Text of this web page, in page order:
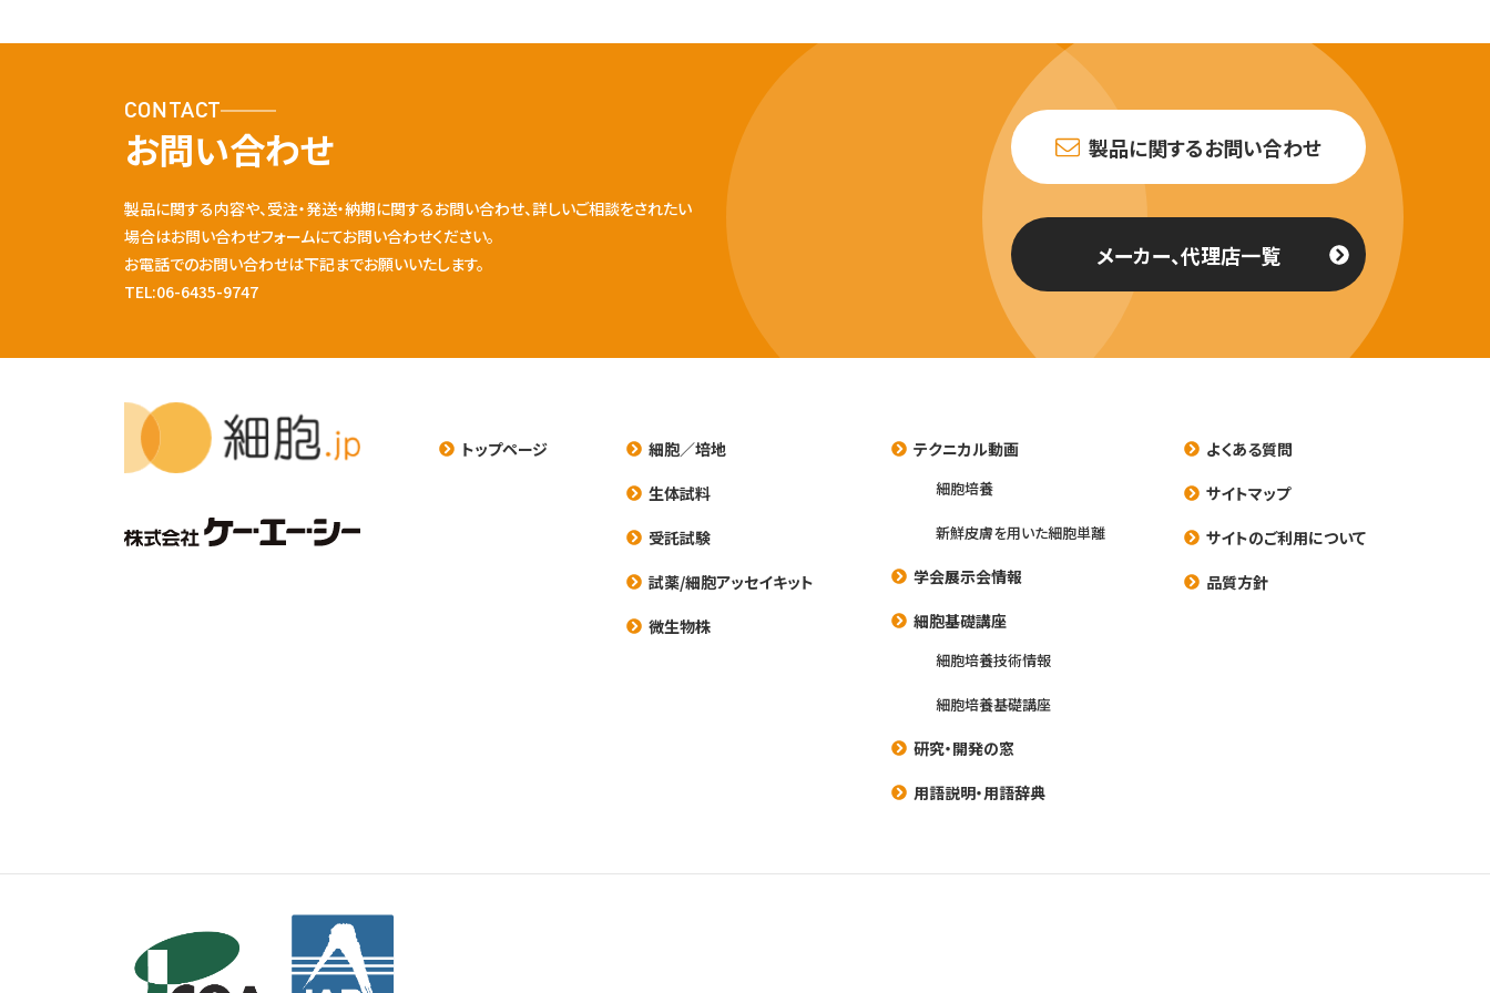
CONTACT
お問い合わせ
製品に関する内容や、受注・発送・納期に関するお問い合わせ、詳しいご相談をされたい
場合はお問い合わせフォームにてお問い合わせください。
お電話でのお問い合わせは下記までお願いいたします。
TEL:06-6435-9747
製品に関するお問い合わせ
メーカー、代理店一覧
トップページ
細胞／培地
生体試料
受託試験
試薬/細胞アッセイキット
微生物株
テクニカル動画
細胞培養
新鮮皮膚を用いた細胞単離
学会展示会情報
細胞基礎講座
細胞培養技術情報
細胞培養基礎講座
研究・開発の窓
用語説明・用語辞典
よくある質問
サイトマップ
サイトのご利用について
品質方針